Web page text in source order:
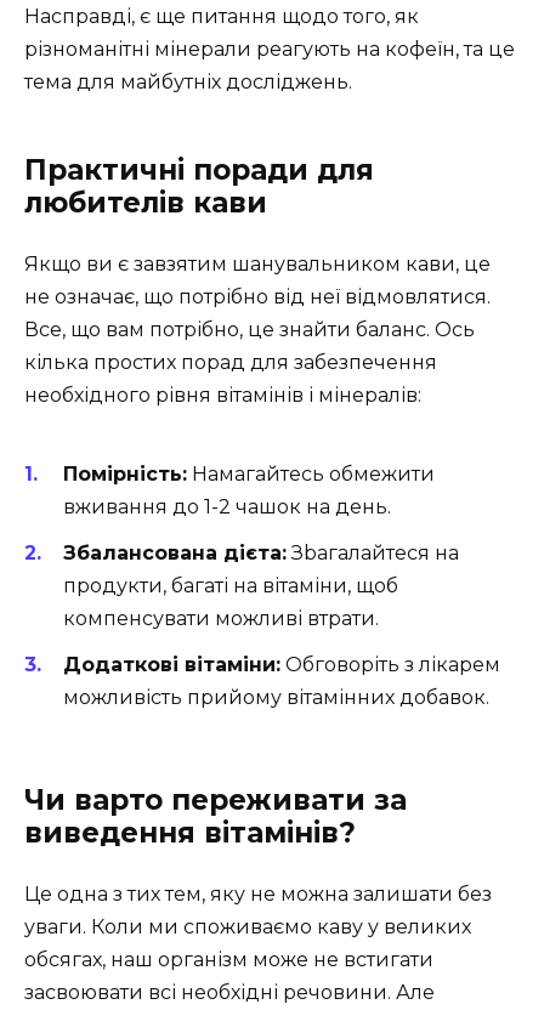
Насправді, є ще питання щодо того, як
різноманітні мінерали реагують на кофеїн, та це
тема для майбутніх досліджень.
Практичні поради для
любителів кави
Якщо ви є завзятим шанувальником кави, це
не означає, що потрібно від неї відмовлятися.
Все, що вам потрібно, це знайти баланс. Ось
кілька простих порад для забезпечення
необхідного рівня вітамінів і мінералів:
Помірність: Намагайтесь обмежити
вживання до 1-2 чашок на день.
Збалансована дієта:Зbaгалайтеся на
продукти, багаті на вітаміни, щоб
компенсувати можливі втрати.
Додаткові вітаміни: Обговоріть з лікарем
можливість прийому вітамінних добавок.
Чи варто переживати за
виведення вітамінів?
Це одна з тих тем, яку не можна залишати без
уваги. Коли ми споживаємо каву у великих
обсягах, наш організм може не встигати
засвоювати всі необхідні речовини. Але